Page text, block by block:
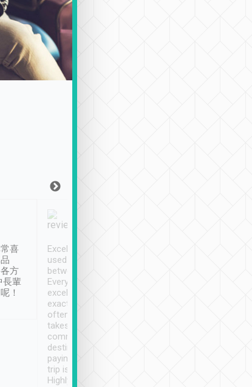
喜
方
長輩
！
Excellent service. We have
used Tripool to travel
between cities in Taiwan.
Every driver has been
excellent and arrives
exactly on time. As there is
often limited English it
takes the difficulty out of
communicating the
destination details and
paying online prior to the
trip is very convenient.
Highly recommended